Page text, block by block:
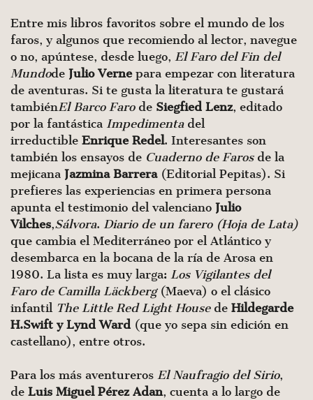
Entre mis libros favoritos sobre el mundo de los
faros, y algunos que recomiendo al lector, navegue
o no, apúntese, desde luego, El Faro del Fin del
Mundode Julio Vernepara empezar con literatura
de aventuras. Si te gusta la literatura te gustará
tambiénEl Barco Farode Siegfied Lenz, editado
por la fantástica Impedimentadel
irreductible Enrique Redel. Interesantes son
también los ensayos de Cuaderno de Faros de la
mejicana Jazmina Barrera(Editorial Pepitas). Si
prefieres las experiencias en primera persona
apunta el testimonio del valenciano Julio
Vilches,Sálvora. Diario de un farero (Hoja de Lata)
que cambia el Mediterráneo por el Atlántico y
desembarca en la bocana de la ría de Arosa en
1980. La lista es muy larga: Los Vigilantes del
Farode Camilla Läckberg(Maeva) o el clásico
infantil The Little Red Light Housede Hildegarde
H.Swift y Lynd Ward (que yo sepa sin edición en
castellano), entre otros.
Para los más aventureros El Naufragio del Sirio,
de Luis Miguel Pérez Adan, cuenta a lo largo de